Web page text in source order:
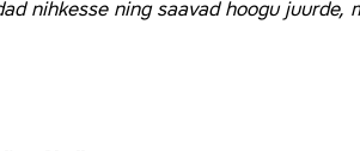
nihkesse ning saavad hoogu juurde,